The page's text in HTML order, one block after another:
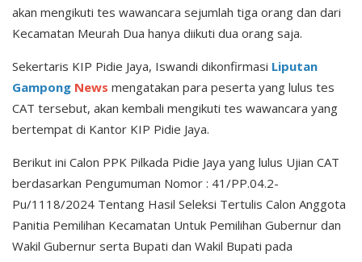
akan mengikuti tes wawancara sejumlah tiga orang dan dari
Kecamatan Meurah Dua hanya diikuti dua orang saja.
Sekertaris KIP Pidie Jaya, Iswandi dikonfirmasi Liputan
Gampong News mengatakan para peserta yang lulus tes
CAT tersebut, akan kembali mengikuti tes wawancara yang
bertempat di Kantor KIP Pidie Jaya.
Berikut ini Calon PPK Pilkada Pidie Jaya yang lulus Ujian CAT
berdasarkan Pengumuman Nomor : 41/PP.04.2-
Pu/1118/2024 Tentang Hasil Seleksi Tertulis Calon Anggota
Panitia Pemilihan Kecamatan Untuk Pemilihan Gubernur dan
Wakil Gubernur serta Bupati dan Wakil Bupati pada